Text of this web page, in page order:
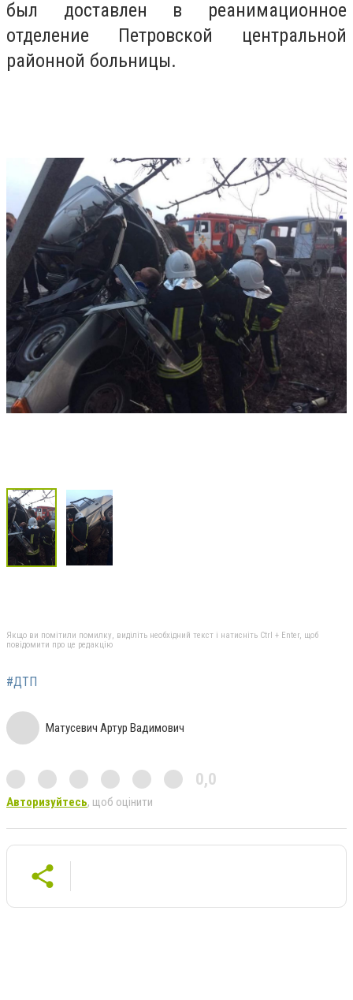
был доставлен в реанимационное
отделение Петровской центральной
районной больницы.
Якщо ви помітили помилку, виділіть необхідний текст і натисніть Ctrl + Enter, щоб
повідомити про це редакцію
#ДТП
Матусевич Артур Вадимович
0,0
Авторизуйтесь, щоб оцінити